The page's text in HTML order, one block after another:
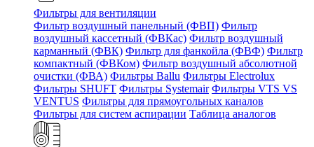
Фильтры для вентиляции
Фильтр воздушный панельный (ФВП) Фильтр
воздушный кассетный (ФВКас) Фильтр воздушный
карманный (ФВК) Фильтр для фанкойла (ФВФ) Фильтр
компактный (ФВКом) Фильтр воздушный абсолютной
очистки (ФВА) Фильтры Ballu Фильтры Electrolux
Фильтры SHUFT Фильтры Systemair Фильтры VTS VS
VENTUS Фильтры для прямоугольных каналов
Фильтры для систем аспирации Таблица аналогов